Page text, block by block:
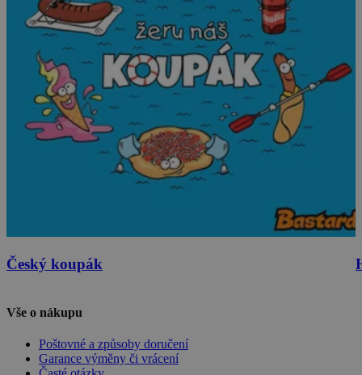
Český koupák
Vše o nákupu
Poštovné a způsoby doručení
Garance výměny či vrácení